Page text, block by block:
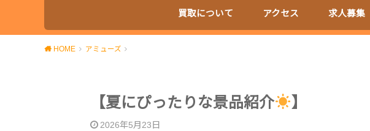
買取について アクセス 求人募集
HOME アミューズ
【夏にぴったりな景品紹介 】
2026年5月23日